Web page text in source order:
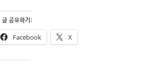
글 공유하기:
Facebook X